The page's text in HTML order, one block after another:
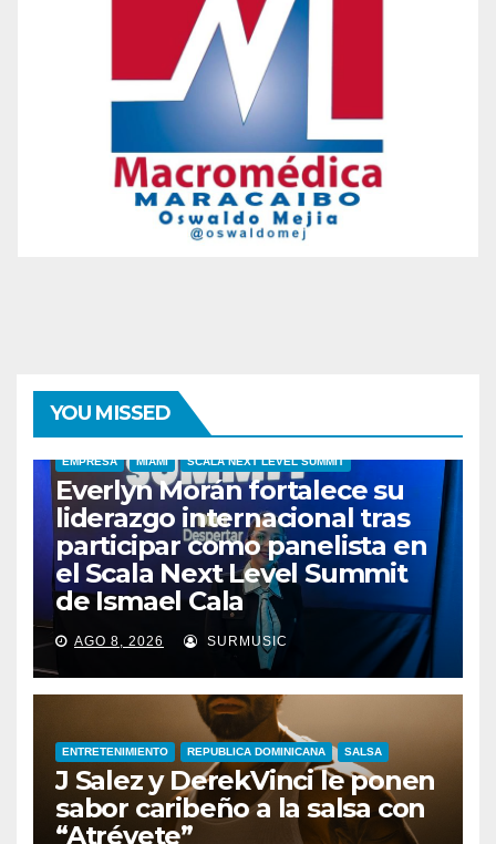
YOU MISSED
EMPRESA MIAMI SCALA NEXT LEVEL SUMMIT
Everlyn Morán fortalece su
liderazgo internacional tras
participar como panelista en
el Scala Next Level Summit
de Ismael Cala
AGO 8, 2026 SURMUSIC
ENTRETENIMIENTO REPUBLICA DOMINICANA SALSA
J Salez y DerekVinci le ponen
sabor caribeño a la salsa con
“Atrévete”